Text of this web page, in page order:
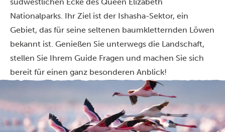
Nationalparks. Ihr Ziel ist der Ishasha-Sektor, ein
Gebiet, das für seine seltenen baumkletternden Löwen
bekannt ist. Genießen Sie unterwegs die Landschaft,
stellen Sie Ihrem Guide Fragen und machen Sie sich
bereit für einen ganz besonderen Anblick!